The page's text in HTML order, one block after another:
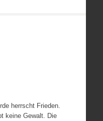
herrscht Frieden.
keine Gewalt. Die